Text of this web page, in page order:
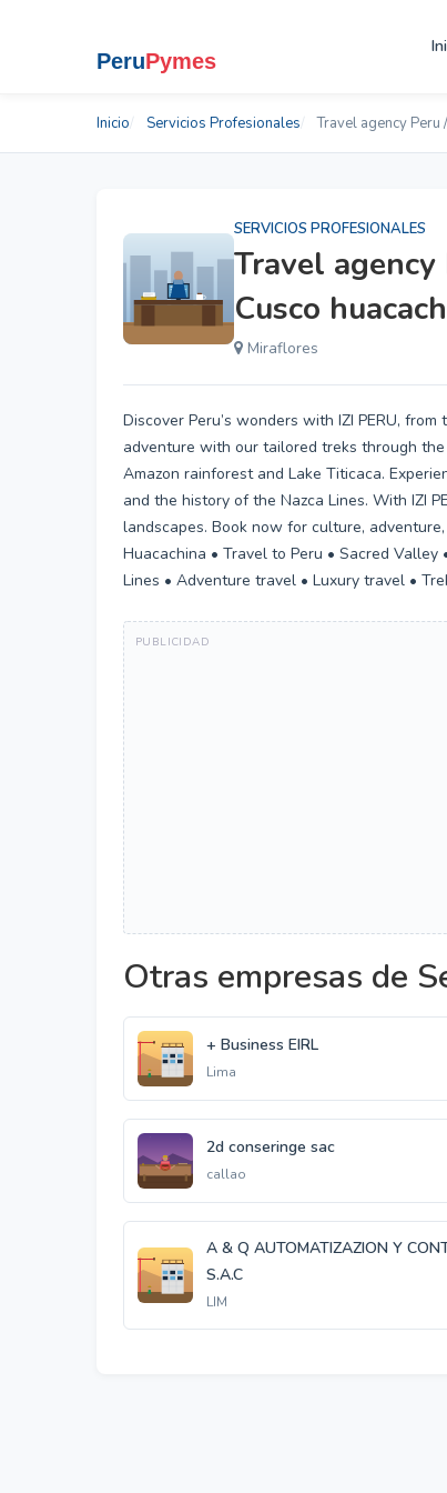
Inicio Servicios Profesionales Travel agency Peru
SERVICIOS PROFESIONALES
Travel
Cusco
Miraflores
Discover Peru’s wonders with IZI PERU,
adventure with our tailored treks through
Amazon rainforest and Lake Titicaca.
and the history of the Nazca Lines. With IZI
landscapes. Book now for culture,
Huacachina • Travel to Peru • Sacred Valley
Lines • Adventure travel • Luxury travel •
Otras empresas de
+ Business EIRL
Lima
2d conseringe sac
callao
A & Q AUTOMATIZAZION Y
S.A.C
LIM